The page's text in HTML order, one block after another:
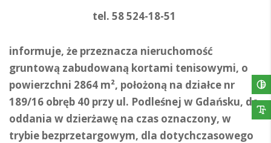
tel. 58 524-18-51
informuje, że przeznacza nieruchomość
gruntową zabudowaną kortami tenisowymi, o
powierzchni 2864 m², położoną na działce nr
189/16 obręb 40 przy ul. Podleśnej w Gdańsku, do
oddania w dzierżawę na czas oznaczony, w
trybie bezprzetargowym, dla dotychczasowego